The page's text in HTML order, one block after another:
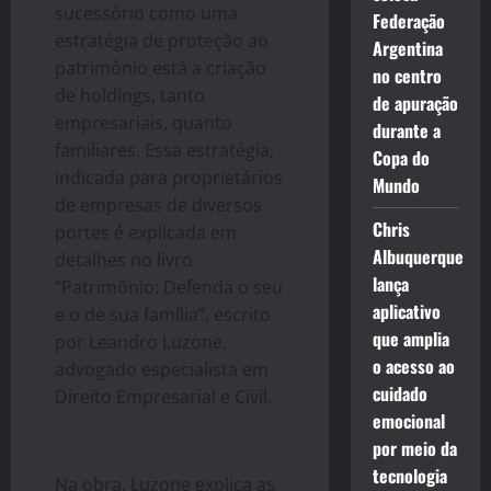
sucessório como uma
estratégia de proteção ao
patrimônio está a criação
de holdings, tanto
empresariais, quanto
familiares. Essa estratégia,
indicada para proprietários
de empresas de diversos
portes é explicada em
detalhes no livro
“Patrimônio: Defenda o seu
e o de sua família”, escrito
por Leandro Luzone,
advogado especialista em
Direito Empresarial e Civil.
Na obra, Luzone explica as
Federação
Argentina
no centro
de apuração
durante a
Copa do
Mundo
Chris
Albuquerque
lança
aplicativo
que amplia
o acesso ao
cuidado
emocional
por meio da
tecnologia